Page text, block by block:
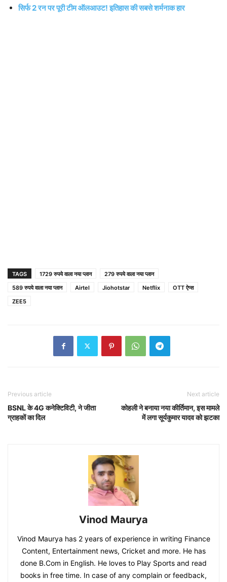
सिर्फ 2 रन पर पूरी टीम ऑलआउट! इतिहास की सबसे शर्मनाक हार
TAGS 1729 रुपये वाला नया प्लान
279 रुपये वाला नया प्लान
589 रुपये वाला नया प्लान
Airtel Jiohotstar Netflix
OTT ऐप्स
ZEE5
Previous article
BSNL के 4G कनेक्टिविटी, ने जीता
ग्राहकों का दिल
Next article
कोहली ने बनाया नया कीर्तिमान, इस मामले
में लगा सूर्यकुमार यादव को झटका
Vinod Maurya
Vinod Maurya has 2 years of experience in writing Finance
Content, Entertainment news, Cricket and more. He has
done B.Com in English. He loves to Play Sports and read
books in free time. In case of any complain or feedback,